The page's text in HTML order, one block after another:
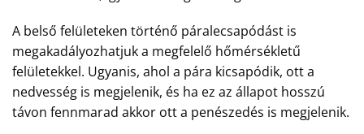
A belső felületeken történő páralecsapódást is
megakadályozhatjuk a megfelelő hőmérsékletű
felületekkel. Ugyanis, ahol a pára kicsapódik, ott a
nedvesség is megjelenik, és ha ez az állapot hosszú
távon fennmarad akkor ott a penészedés is megjelenik.